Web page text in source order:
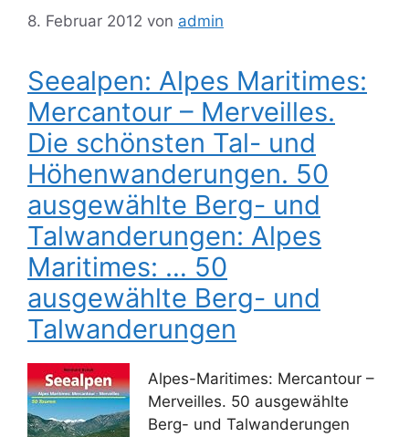
8. Februar 2012 von admin
Seealpen: Alpes Maritimes:
Mercantour – Merveilles.
Die schönsten Tal- und
Höhenwanderungen. 50
ausgewählte Berg- und
Talwanderungen: Alpes
Maritimes: … 50
ausgewählte Berg- und
Talwanderungen
Alpes-Maritimes: Mercantour –
Merveilles. 50 ausgewählte
Berg- und Talwanderungen